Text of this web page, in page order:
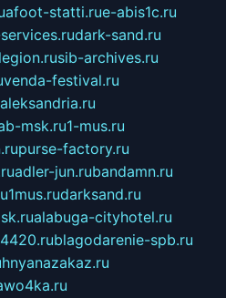
statti.rue-abis1c.ru
dark-sand.ru
sib-archives.ru
venda-festival.ru
msk.ru1-mus.ru
purse-factory.ru
adler-jun.rubandamn.ru
1mus.rudarksand.ru
alabuga-cityhotel.ru
blagodarenie-spb.ru